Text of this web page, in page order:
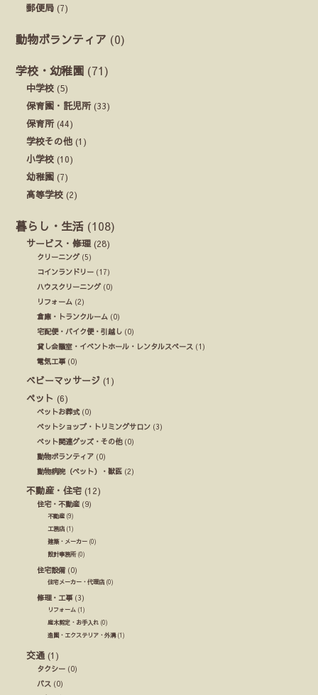
郵便局 (7)
動物ボランティア (0)
学校・幼稚園 (71)
中学校 (5)
保育園・託児所(33)
保育所(44)
学校その他 (1)
小学校 (10)
幼稚園 (7)
高等学校 (2)
暮らし・生活 (108)
サービス・修理 (28)
クリーニング(5)
コインランドリー (17)
ハウスクリーニング(0)
リフォーム (2)
倉庫・トランクルーム (0)
宅配便・バイク便・引越し (0)
貸し会議室・イベントホール・レンタルスペース (1)
電気工事(0)
ベビーマッサージ (1)
ペット (6)
ペットお葬式(0)
ペットショップ・トリミングサロン (3)
ペット関連グッズ・その他(0)
動物ボランティア (0)
動物病院（ペット）・獣医 (2)
不動産・住宅 (12)
住宅・不動産 (9)
不動産 (9)
工務店 (1)
建築・メーカー (0)
設計事務所(0)
住宅設備(0)
住宅メーカー・代理店 (0)
修理・工事(3)
リフォーム (1)
庭木剪定・お手入れ (0)
造園・エクステリア・外溝(1)
交通 (1)
タクシー (0)
バス (0)